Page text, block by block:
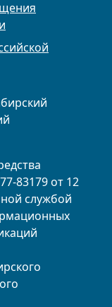
83179 от 12
службой